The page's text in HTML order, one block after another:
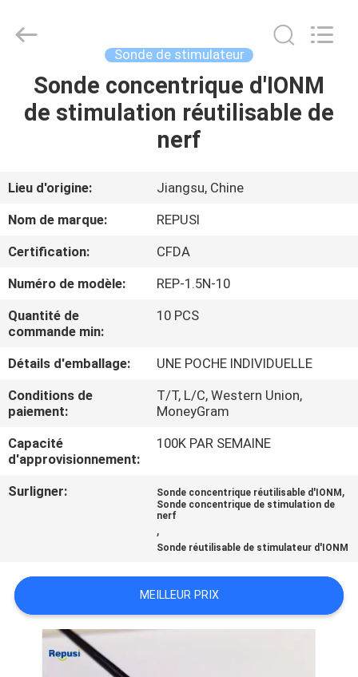
MAISON
AU
SUJET
DE
VISITE
CONTRÔLE
DE
QUALITÉ
CONTACTEZ-
NOUVELLES
DEMANDEZ
UNE
Electronics
Co.,Ltd..
Sonde de stimulateur
Sonde concentrique d'IONM
de stimulation réutilisable de
nerf
Lieu d'origine:
Jiangsu, Chine
Nom de marque:
REPUSI
Certification:
CFDA
Numéro de modèle:
REP-1.5N-10
Quantité de
commande min:
10 PCS
Détails d'emballage:
UNE POCHE INDIVIDUELLE
Conditions de
paiement:
T/T, L/C, Western Union,
MoneyGram
Capacité
d'approvisionnement:
100K PAR SEMAINE
Surligner: Sonde concentrique réutilisable d'IONM ,
Sonde concentrique de stimulation de
nerf
,
Sonde réutilisable de stimulateur d'IONM
MEILLEUR PRIX